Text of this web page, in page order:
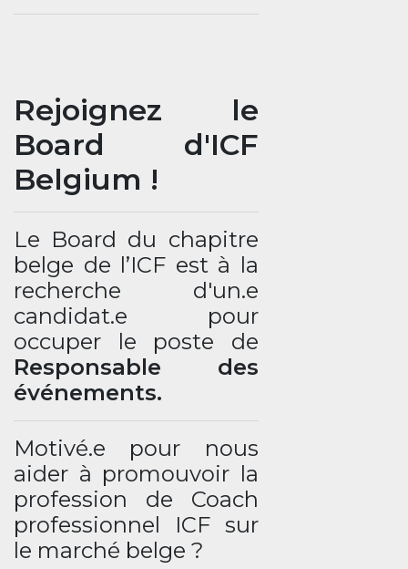
Rejoignez le
Board d'ICF
Belgium !
Le Board du chapitre
belge de l’ICF est à la
recherche d'un.e
candidat.e pour
occuper le poste de
Responsable des
événements.
Motivé.e pour nous
aider à promouvoir la
profession de Coach
professionnel ICF sur
le marché belge ?